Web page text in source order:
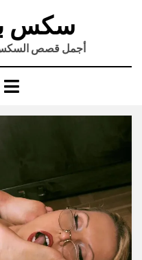
سكس
أجمل قصص السكس